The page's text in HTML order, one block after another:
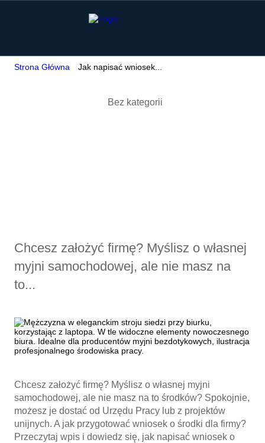
Strona Główna Jak napisać wniosek...
Bez kategorii
Chcesz założyć firmę? Myślisz o własnej
myjni samochodowej, ale nie masz na
to...
Chcesz założyć firmę? Myślisz o własnej myjni
samochodowej, ale nie masz na to środków? Spokojnie,
możesz je dostać od Urzędu Pracy lub z projektów
unijnych. A jak przygotować wniosek o środki dla firmy?
Przeczytaj wpis i dowiedz się, jak napisać wniosek o